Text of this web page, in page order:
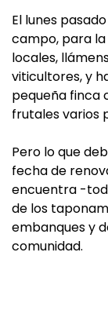
El lunes
campo, para
locales,
viticultores, y
pequeña finca
frutales varios
Pero lo que
fecha de
encuentra -
de los
embanques y
comunidad.